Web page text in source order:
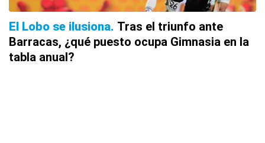
El Lobo se ilusiona Tras el triunfo ante
Barracas, ¿qué puesto ocupa Gimnasia en la
tabla anual?